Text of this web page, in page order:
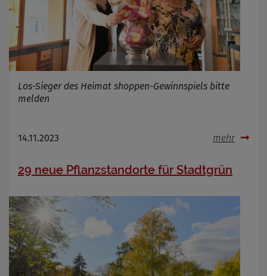
Los-Sieger des Heimat shoppen-Gewinnspiels bitte
melden
14.11.2023 mehr
29 neue Pflanzstandorte für Stadtgrün